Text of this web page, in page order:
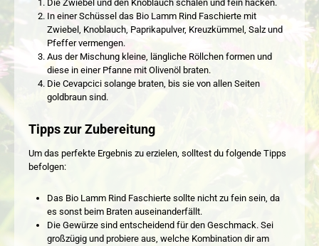
Die Zwiebel und den Knoblauch schälen und fein hacken.
In einer Schüssel das Bio Lamm Rind Faschierte mit
Zwiebel, Knoblauch, Paprikapulver, Kreuzkümmel, Salz und
Pfeffer vermengen.
Aus der Mischung kleine, längliche Röllchen formen und
diese in einer Pfanne mit Olivenöl braten.
Die Cevapcici solange braten, bis sie von allen Seiten
goldbraun sind.
Tipps zur Zubereitung
Um das perfekte Ergebnis zu erzielen, solltest du folgende Tipps
befolgen:
Das Bio Lamm Rind Faschierte sollte nicht zu fein sein, da
es sonst beim Braten auseinanderfällt.
Die Gewürze sind entscheidend für den Geschmack. Sei
großzügig und probiere aus, welche Kombination dir am